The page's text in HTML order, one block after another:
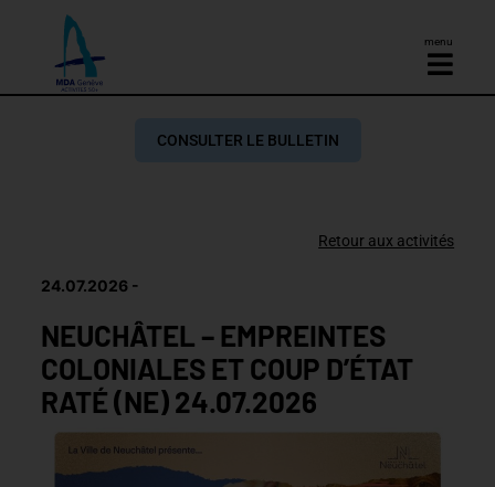
menu
CONSULTER LE BULLETIN
Retour aux activités
24.07.2026
NEUCHÂTEL – EMPREINTES
COLONIALES ET COUP D’ÉTAT
RATÉ (NE) 24.07.2026